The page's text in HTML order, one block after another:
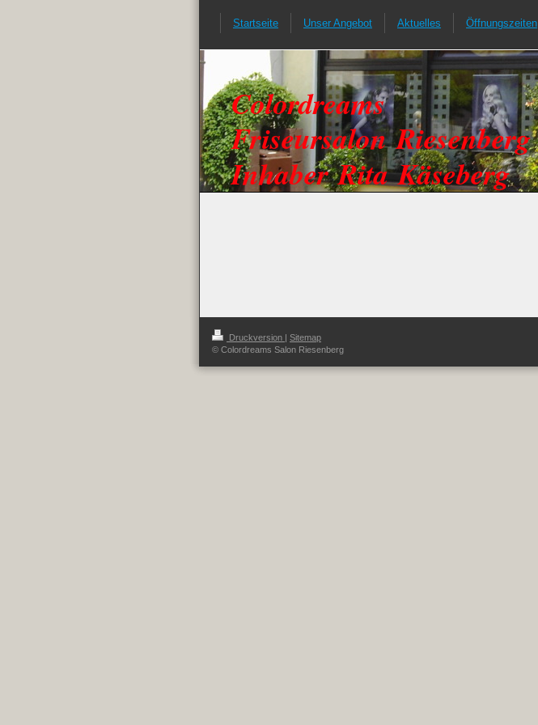
Startseite Unser Angebot Aktuelles Öffnungszeiten
Colordreams
Friseursalon Riesenberg
Inhaber Rita Käseberg
Druckversion | Sitemap
© Colordreams Salon Riesenberg